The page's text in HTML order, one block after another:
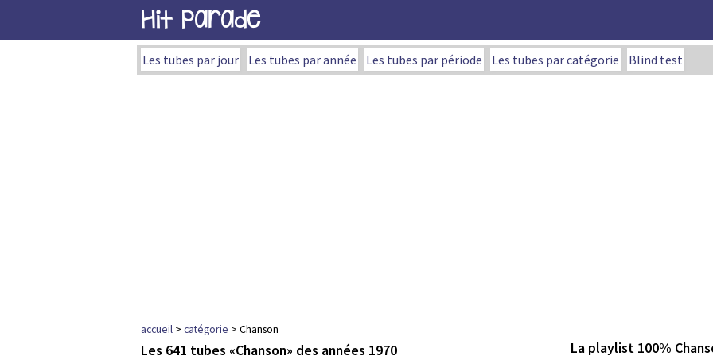
Hit Parade
Les tubes par jour Les tubes par année Les tubes par période Les tubes par catégorie Blind test
accueil > catégorie > Chanson
La playlist 100%
Les 641 tubes «Chanson» des années 1970